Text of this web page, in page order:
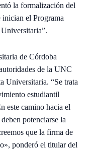
la formalización del
inician el Programa
de Córdoba
de la UNC
Universitaria. “Se trata
estudiantil
este camino hacia el
potenciarse la
que la firma de
ponderó el titular del